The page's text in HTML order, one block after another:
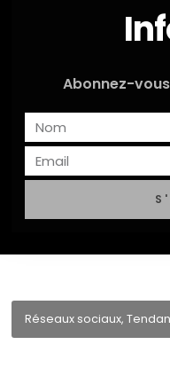
Abonnez-
Réseaux sociaux,